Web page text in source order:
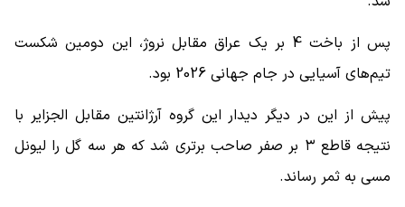
پس از باخت 4 بر یک عراق مقابل نروژ، این دومین شکست
تیم‌های آسیایی در جام جهانی 2026 بود.
پیش از این در دیگر دیدار این گروه آرژانتین مقابل الجزایر با
نتیجه قاطع ۳ بر صفر صاحب برتری شد که هر سه گل را لیونل
مسی به ثمر رساند.